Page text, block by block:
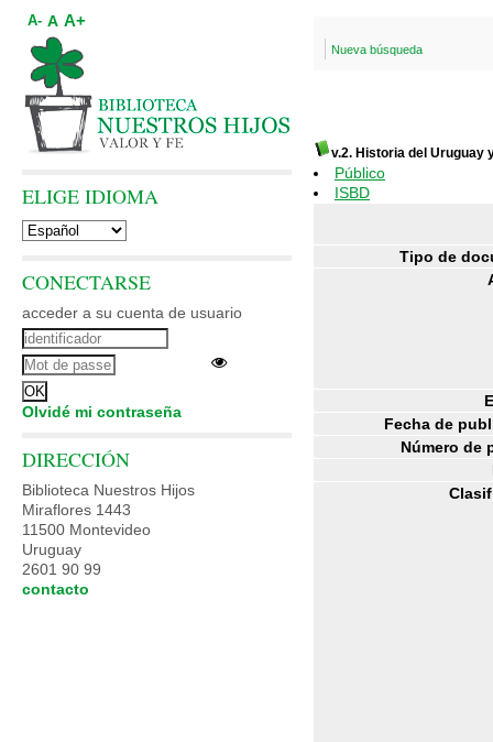
Nueva búsqueda
v.2. Historia del Uruguay
Público
ISBD
Tipo de
Fecha de
Número de
A- A A+
ELIGE IDIOMA
CONECTARSE
acceder a su cuenta de usuario
Olvidé mi contraseña
DIRECCIÓN
Biblioteca Nuestros Hijos
Miraflores 1443
11500 Montevideo
Uruguay
2601 90 99
contacto